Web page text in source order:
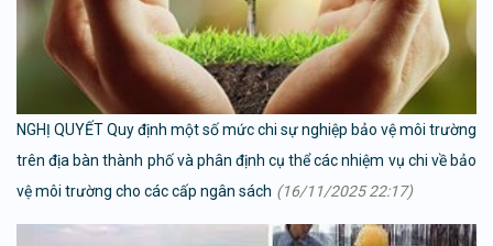
NGHỊ QUYẾT Quy định một số mức chi sự nghiệp bảo vệ môi trường
trên địa bàn thành phố và phân định cụ thể các nhiệm vụ chi về bảo
vệ môi trường cho các cấp ngân sách (16/11/2025 22:17)